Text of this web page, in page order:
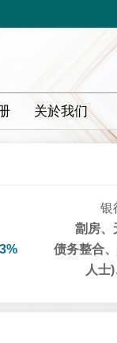
关於我们
银
劏房、
债务整合
人士